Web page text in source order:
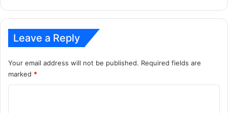
किंवा
करू
शकत
Leave a Reply
Your email address will not be published. Required fields are
marked *